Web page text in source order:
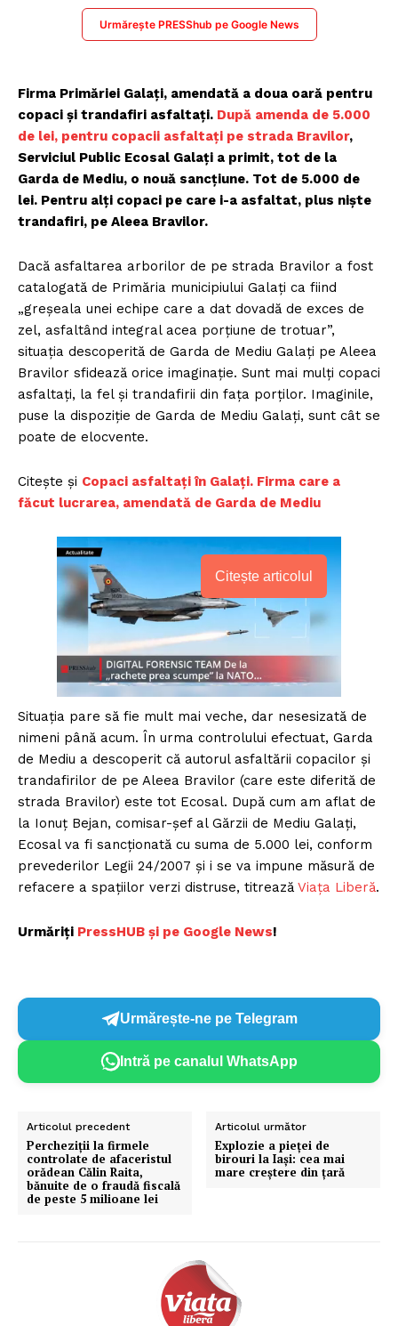
Urmărește PRESShub pe Google News
Firma Primăriei Galați, amendată a doua oară pentru
copaci și trandafiri asfaltați. După amenda de 5.000
de lei, pentru copacii asfaltați pe strada Bravilor,
Serviciul Public Ecosal Galați a primit, tot de la
Garda de Mediu, o nouă sancțiune. Tot de 5.000 de
lei. Pentru alți copaci pe care i-a asfaltat, plus niște
trandafiri, pe Aleea Bravilor.
Dacă asfaltarea arborilor de pe strada Bravilor a fost
catalogată de Primăria municipiului Galați ca fiind
„greșeala unei echipe care a dat dovadă de exces de
zel, asfaltând integral acea porțiune de trotuar”,
situația descoperită de Garda de Mediu Galați pe Aleea
Bravilor sfidează orice imaginație. Sunt mai mulți copaci
asfaltați, la fel și trandafirii din fața porților. Imaginile,
puse la dispoziție de Garda de Mediu Galați, sunt cât se
poate de elocvente.
Citește și Copaci asfaltați în Galați. Firma care a
făcut lucrarea, amendată de Garda de Mediu
Citește articolul
Situația pare să fie mult mai veche, dar nesesizată de
nimeni până acum. În urma controlului efectuat, Garda
de Mediu a descoperit că autorul asfaltării copacilor și
trandafirilor de pe Aleea Bravilor (care este diferită de
strada Bravilor) este tot Ecosal. După cum am aflat de
la Ionuț Bejan, comisar-șef al Gărzii de Mediu Galați,
Ecosal va fi sancționată cu suma de 5.000 lei, conform
prevederilor Legii 24/2007 și i se va impune măsură de
refacere a spațiilor verzi distruse, titrează Viața Liberă.
Urmăriți PressHUB și pe Google News!
Urmărește-ne pe Telegram
Intră pe canalul WhatsApp
Articolul precedent
Percheziţii la firmele
controlate de afaceristul
orădean Călin Raita,
bănuite de o fraudă fiscală
de peste 5 milioane lei
Articolul următor
Explozie a pieţei de
birouri la Iaşi: cea mai
mare creştere din ţară